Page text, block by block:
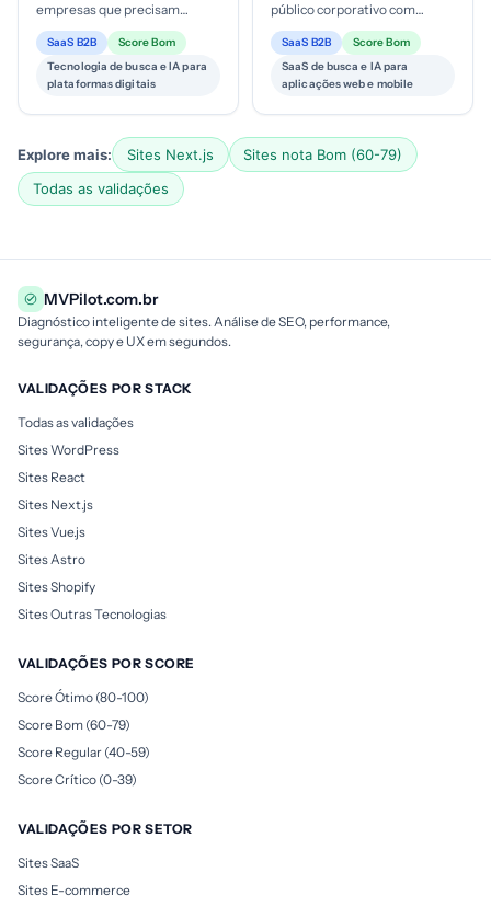
empresas que precisam
melhorar descoberta,
navegação e conversão em
plataformas digitais. Mod...
SaaS B2B
Score Bom
Tecnologia de busca e IA para
plataformas digitais
público corporativo com
necessidade de integração de
busca em apps/sites; estágio
de mat...
SaaS B2B
Score Bom
SaaS de busca e IA para
aplicações web e mobile
Explore mais: Sites Next.js
Sites nota Bom (60-79)
Todas as validações
MVPilot.com.br
Diagnóstico inteligente de sites. Análise de SEO, performance,
segurança, copy e UX em segundos.
VALIDAÇÕES POR STACK
Todas as validações
Sites WordPress
Sites React
Sites Next.js
Sites Vue.js
Sites Astro
Sites Shopify
Sites Outras Tecnologias
VALIDAÇÕES POR SCORE
Score Ótimo (80-100)
Score Bom (60-79)
Score Regular (40-59)
Score Crítico (0-39)
VALIDAÇÕES POR SETOR
Sites SaaS
Sites E-commerce